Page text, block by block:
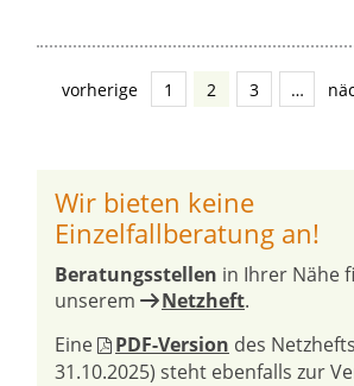
vorherige 1 2 3 …
Wir bieten keine
Einzelfallberatung an!
Beratungsstellen in Ihrer Nähe
unserem
Netzheft.
Eine
PDF-Version des
31.10.2025) steht ebenfalls zur